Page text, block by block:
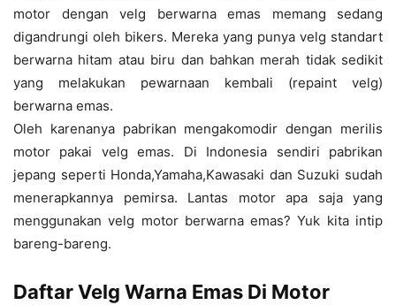
motor dengan velg berwarna emas memang sedang
digandrungi oleh bikers. Mereka yang punya velg standart
berwarna hitam atau biru dan bahkan merah tidak sedikit
yang melakukan pewarnaan kembali (repaint velg)
berwarna emas.
Oleh karenanya pabrikan mengakomodir dengan merilis
motor pakai velg emas. Di Indonesia sendiri pabrikan
jepang seperti Honda,Yamaha,Kawasaki dan Suzuki sudah
menerapkannya pemirsa. Lantas motor apa saja yang
menggunakan velg motor berwarna emas? Yuk kita intip
bareng-bareng.
Daftar Velg Warna Emas Di Motor